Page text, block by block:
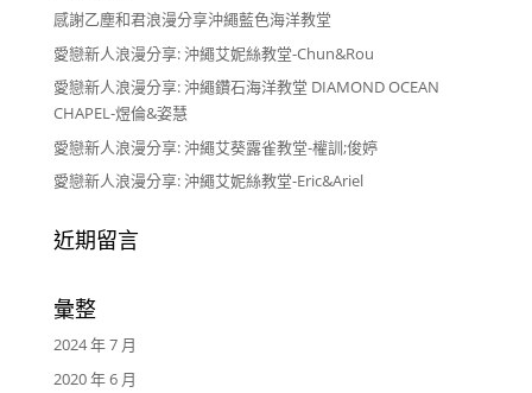
感謝乙塵和君浪漫分享沖繩藍色海洋教堂
愛戀新人浪漫分享: 沖繩艾妮絲教堂-Chun&Rou
愛戀新人浪漫分享: 沖繩鑽石海洋教堂 DIAMOND OCEAN
CHAPEL-煜倫&姿慧
愛戀新人浪漫分享: 沖繩艾葵露雀教堂-權訓;俊婷
愛戀新人浪漫分享: 沖繩艾妮絲教堂-Eric&Ariel
近期留言
彙整
2024 年 7 月
2020 年 6 月